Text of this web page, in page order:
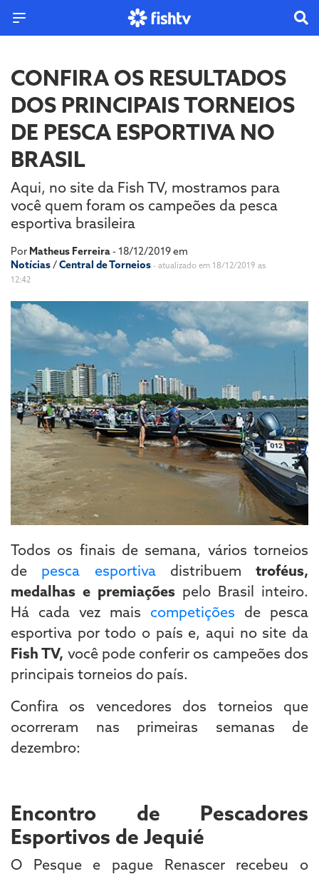
CONFIRA OS RESULTADOS
DOS PRINCIPAIS TORNEIOS
DE PESCA ESPORTIVA NO
BRASIL
Aqui, no site da Fish TV, mostramos para
você quem foram os campeões da pesca
esportiva brasileira
Por Matheus Ferreira- 18/12/2019 em
Notícias/Central de Torneios - atualizado em 18/12/2019 as
12:42
Todos os finais de semana, vários torneios
de pesca esportiva distribuem troféus,
medalhas e premiações pelo Brasil inteiro.
Há cada vez mais competições de pesca
esportiva por todo o país e, aqui no site da
Fish TV, você pode conferir os campeões dos
principais torneios do país.
Confira os vencedores dos torneios que
ocorreram nas primeiras semanas de
dezembro:
Encontro de Pescadores
Esportivos de Jequié
O Pesque e pague Renascer recebeu o